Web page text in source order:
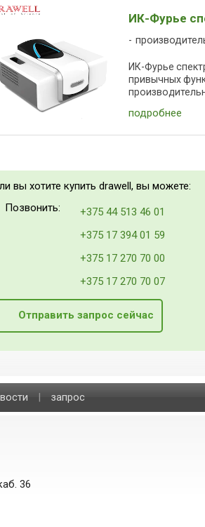
ИК-Фурье
ИК-Фурье
привычных
подробнее
вы хотите купить drawell, вы можете:
Позвонить:
+375 44 513 46 01
+375 17 394 01 59
+375 17 270 70 00
+375 17 270 70 07
Отправить запрос сейчас
| запрос
36